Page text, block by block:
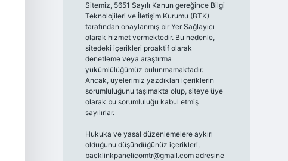
Sitemiz, 5651 Sayılı Kanun gereğince Bilgi
Teknolojileri ve İletişim Kurumu (BTK)
tarafından onaylanmış bir Yer Sağlayıcı
olarak hizmet vermektedir. Bu nedenle,
sitedeki içerikleri proaktif olarak
denetleme veya araştırma
yükümlülüğümüz bulunmamaktadır.
Ancak, üyelerimiz yazdıkları içeriklerin
sorumluluğunu taşımakta olup, siteye üye
olarak bu sorumluluğu kabul etmiş
sayılırlar.
Hukuka ve yasal düzenlemelere aykırı
olduğunu düşündüğünüz içerikleri,
backlinkpanelicomtr@gmail.comadresine